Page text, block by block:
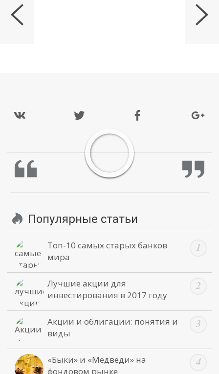
Популярные статьи
Топ-10 самых старых банков
мира
Лучшие акции для
инвестирования в 2017 году
Акции и облигации: понятия и
виды
«Быки» и «Медведи» на
фондовом рынке